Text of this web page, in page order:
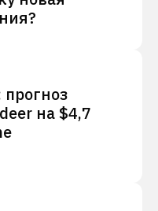
прогноз
на $4,7